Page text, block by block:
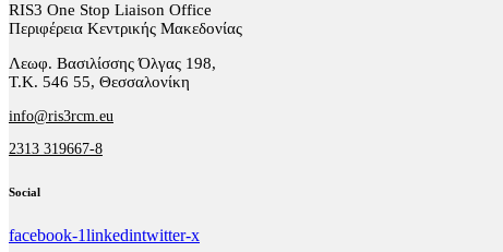
RIS3 One Stop Liaison Office
Περιφέρεια Κεντρικής Μακεδονίας
Λεωφ. Βασιλίσσης Όλγας 198,
Τ.Κ. 546 55, Θεσσαλονίκη
info@ris3rcm.eu
2313 319667-8
Social
facebook-1linkedintwitter-x